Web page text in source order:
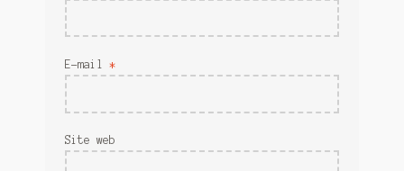
E-mail *
Site web